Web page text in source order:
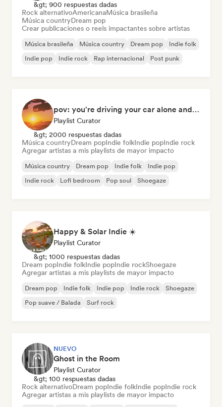
&gt; 900 respuestas dadas
Rock alternativoAmericanaMúsica brasileña
Música countryDream pop
Crear publicaciones o reels impactantes sobre artistas
Música brasileña Música country Dream pop
Indie folk
Indie pop
Indie rock Rap internacional Post punk
pov: you're driving your car alone and it's golden hour
Playlist Curator
&gt; 2000 respuestas dadas
Música countryDream popIndie folkIndie popIndie rock
Agregar artistas a mis playlists de mayor impacto
Música country Dream pop Indie folk
Indie pop
Indie rock
Lofi bedroom Pop soul Shoegaze
Happy & Solar Indie ☀️
Playlist Curator
&gt; 1000 respuestas dadas
Dream popIndie folkIndie popIndie rockShoegaze
Agregar artistas a mis playlists de mayor impacto
Dream pop Indie folk Indie pop Indie rock
Shoegaze
Pop suave / Balada
Surf rock
NUEVO
Ghost in the Room
Playlist Curator
&gt; 100 respuestas dadas
Rock alternativoDream popIndie folkIndie popIndie rock
Agregar artistas a mis playlists de mayor impacto